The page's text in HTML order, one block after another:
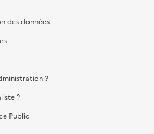
des données
?
?
Public